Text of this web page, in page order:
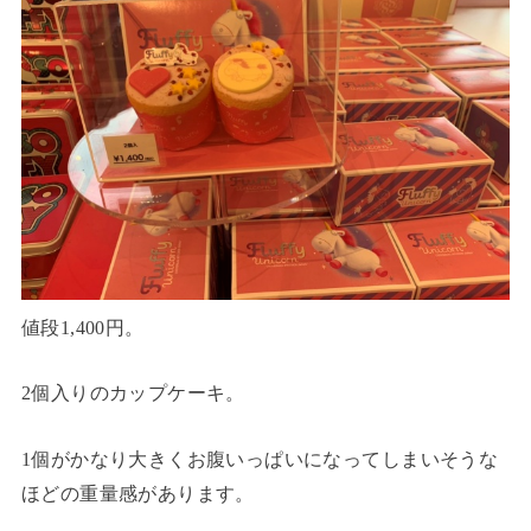
値段1,400円。
2個入りのカップケーキ。
1個がかなり大きくお腹いっぱいになってしまいそうな
ほどの重量感があります。